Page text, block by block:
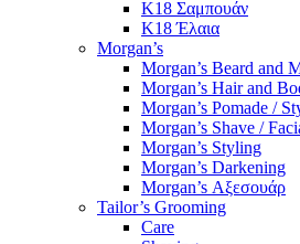
K18 Σαμπουάν
K18 Έλαια
Morgan’s
Morgan’s Beard and
Morgan’s Hair and
Morgan’s Pomade /
Morgan’s Shave /
Morgan’s Styling
Morgan’s Darkening
Morgan’s Αξεσουάρ
Tailor’s Grooming
Care